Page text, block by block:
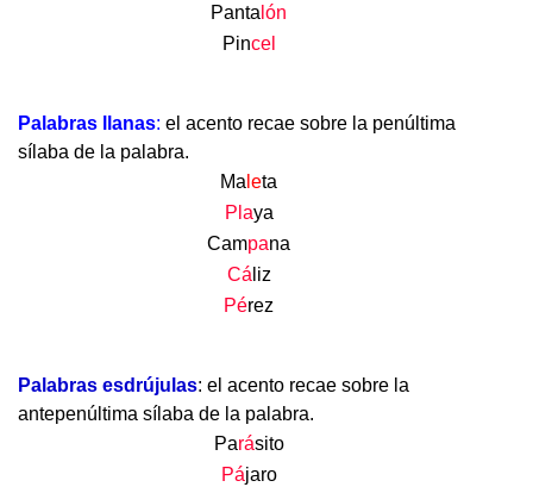
Panta lón
Pincel
Palabras llanas: el acento recae sobre la penúltima
sílaba de la palabra.
Ma leta
Playa
Campana
Cá liz
Pérez
Palabras esdrújulas: el acento recae sobre la
antepenúltima sílaba de la palabra.
Parásito
Pájaro